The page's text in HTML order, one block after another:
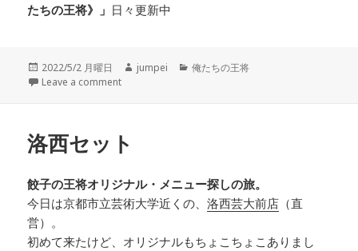
たちの王将》」 日々更新中
投
稿
2022/5/2 月曜日
作
jumpei
カ
俺たちの王将
Leave a comment
洛西セット
餃子の王将オリジナル・メニュー探しの旅。
今日は京都市立芸術大学近くの、洛西芸大前店 （直
営）。
初めて来たけど、オリジナルもちょこちょこありまし